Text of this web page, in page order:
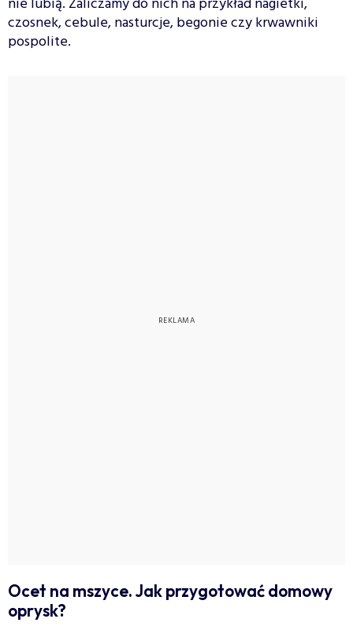
czosnek, cebule, nasturcje, begonie czy krwawniki
pospolite.
Ocet na mszyce. Jak przygotować domowy
oprysk?